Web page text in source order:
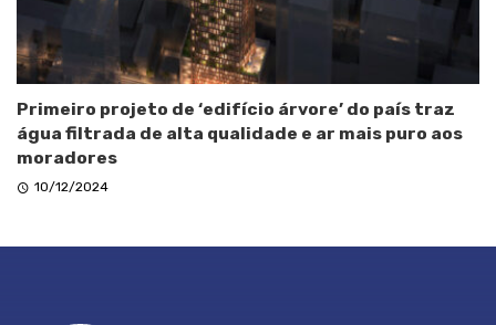
Primeiro projeto de ‘edifício árvore’ do país traz
água filtrada de alta qualidade e ar mais puro aos
moradores
10/12/2024